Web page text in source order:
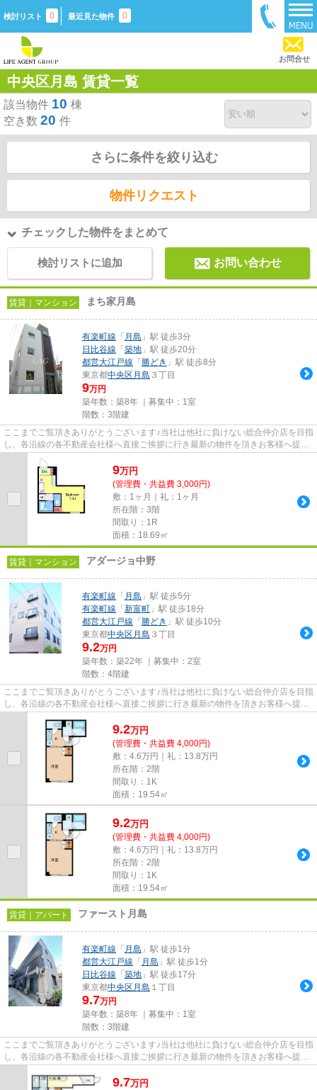
検討リスト 0 最近見た物件 0
お問合せ
中央区月島 賃貸一覧
該当物件 10 棟
空き数 20 件
さらに条件を絞り込む
物件リクエスト
チェックした物件をまとめて
検討リストに追加 お問い合わせ
賃貸｜マンション まち家月島
有楽町線 「 月島 」駅 徒歩3分
日比谷線 「 築地 」駅 徒歩20分
都営大江戸線 「 勝どき 」駅 徒歩8分
東京都中央区 月島 ３丁目
9万円
築年数：築8年 ｜募集中： 1室
階数：3階建
ここまでご覧頂きありがとうございます♪当社は他社に負けない総合仲介店を目指
し、各沿線の各不動産会社様へ直接ご挨拶に行き最新の物件を頂きお客様へ提供
しております！最新の情報は...
9万円
(管理費・共益費 3,000円)
敷：1ヶ月｜礼：1ヶ月
所在階：3階
間取り：1R
面積：18.69㎡
賃貸｜マンション アダージョ中野
有楽町線 「 月島 」駅 徒歩5分
有楽町線 「 新富町 」駅 徒歩18分
都営大江戸線 「 勝どき 」駅 徒歩10分
東京都中央区 月島 ３丁目
9.2万円
築年数：築22年 ｜募集中： 2室
階数：4階建
ここまでご覧頂きありがとうございます♪当社は他社に負けない総合仲介店を目指
し、各沿線の各不動産会社様へ直接ご挨拶に行き最新の物件を頂きお客様へ提供
9.2万円
(管理費・共益費 4,000円)
敷：4.6万円｜礼：13.8万円
所在階：2階
間取り：1K
面積：19.54㎡
9.2万円
(管理費・共益費 4,000円)
敷：4.6万円｜礼：13.8万円
所在階：2階
間取り：1K
面積：19.54㎡
賃貸｜アパート ファースト月島
有楽町線 「 月島 」駅 徒歩1分
都営大江戸線 「 月島 」駅 徒歩1分
日比谷線 「 築地 」駅 徒歩17分
東京都中央区 月島 １丁目
9.7万円
築年数：築8年 ｜募集中： 1室
階数：3階建
ここまでご覧頂きありがとうございます♪当社は他社に負けない総合仲介店を目指
し、各沿線の各不動産会社様へ直接ご挨拶に行き最新の物件を頂きお客様へ提供
9.7万円